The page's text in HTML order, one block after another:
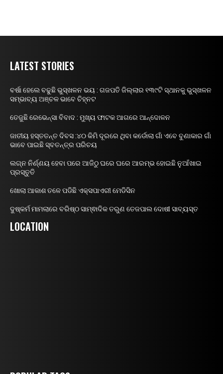
LATEST STORIES
ବର୍ଷା ହେଲେ ବଢୁଛି ଭୁସ୍ଖଳନ ଭୟ : ଗଜପତି ଜିଲ୍ଲାର ୧୩୯ଟି ସ୍ଥାନକୁ ଭୁସ୍ଖଳନ
ସମ୍ଭାବ୍ୟ ଅଞ୍ଚଳ ଭାବେ ଚିହ୍ନଟ
ତେଜୁଛି ରେଭେନ୍ସା ବିବାଦ : ମୁଖ୍ୟ ଫାଟକ ଆଗରେ ଆନ୍ଦୋଳନ
ଜାତୀୟ ହସ୍ତତନ୍ତ ଦିବସ :୪୦ କିମି ଦୂରରେ ଥିବା କର୍ଡୋଲା ଗାଁ ଏବେ ବୁଣାକାର ଗାଁ
ଭାବେ ପାଇଛି ସ୍ବତନ୍ତ୍ର ପରିଚୟ
ଲଗ୍ନ ନିର୍ଣ୍ଣୟ ହେବା ପରେ ଆଜିଠୁ ଘରେ ଘରେ ଆରମ୍ଭ ହୋଇଛି ନୁଆଁଖାଇ
ପ୍ରସ୍ତୁତି
ଖୋଲା ଆକାଶ ତଳେ ପଡିଛି ଏକ୍ସପାଏରୀ ମେଡିସିନ
ଦୁଷ୍କର୍ମ ମାମଲାରେ ବରିଷ୍ଠ ସାମ୍ଵାଦିକ ତରୁଣ ତେଜପାଲ ଦୋଷୀ ସାବ୍ୟସ୍ତ
LOCATION